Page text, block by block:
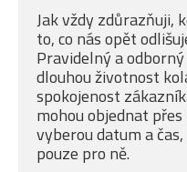
Jak vždy zdůrazňuji,
to, co nás opět
Pravidelný a
dlouhou životnost
spokojenost
mohou objednat
vyberou datum a
pouze pro ně.